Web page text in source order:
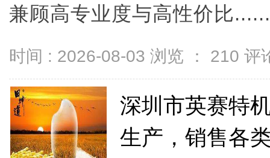
兼顾高专业度与高性价比......
时间 : 2026-08-03 浏览 ： 210 评
深圳市英赛特
生产，销售各